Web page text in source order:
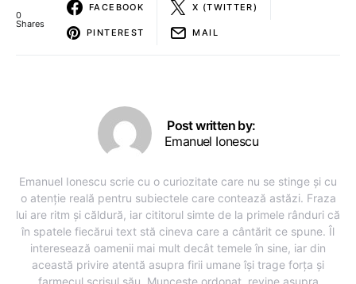
0
Shares
FACEBOOK X (TWITTER)
PINTEREST MAIL
Post written by:
Emanuel Ionescu
Emanuel Ionescu scrie cu o curiozitate care nu se stinge și cu
o atenție reală pentru subiectele care contează astăzi. Fraza
lui are ritm și căldură, iar cititorul simte de la primele rânduri că
în spatele fiecărui text stă cineva care a cântărit ce spune. Îl
interesează oamenii mai mult decât temele în sine, iar din
această privire atentă asupra firii umane își trage forța și
farmecul scrisul său. Muncește ordonat, revine asupra